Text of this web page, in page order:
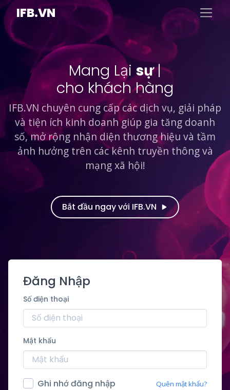
IFB.VN
Mang Lạisự hài l
cho khách hàng
IFB.VN chuyên cung cấp các dịch vụ, giải pháp
và tiện ích kinh doanh giúp gia tăng doanh
số, mở rộng nhận diện thương hiệu và tầm
ảnh hưởng trên các kênh truyền thông và
mạng xã hội!
Bắt đầu ngay với IFB.VN
Đăng Nhập
Số điện thoại
Mật khẩu
Ghi nhớ đăng nhập Quên mật khẩu?